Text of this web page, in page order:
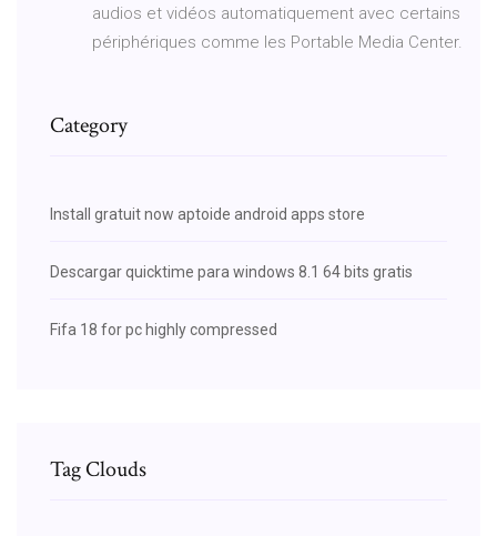
audios et vidéos automatiquement avec certains
périphériques comme les Portable Media Center.
Category
Install gratuit now aptoide android apps store
Descargar quicktime para windows 8.1 64 bits gratis
Fifa 18 for pc highly compressed
Tag Clouds